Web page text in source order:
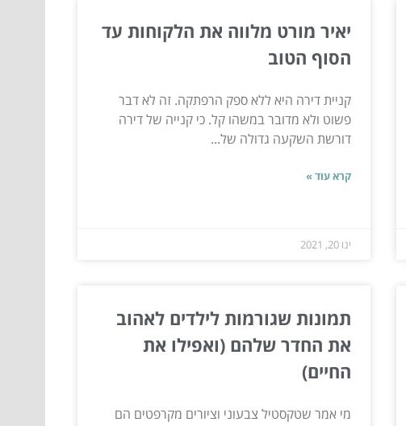
יאיר מורט מלווה את הלקוחות עד
הסוף הטוב
קניית דירה היא ללא ספק הרפתקה. זה לא דבר
פשוט ולא מדובר במשהו קל. כי קנייה של דירה
דורשת השקעה גדולה של...
קרא עוד »
ינו 20, 2021
תמונות שגורמות לילדים לאהוב
את החדר שלהם (ואפילו את
החיים)
מי אמר שטקסטיל צבעוני וציורים מקרפטים הם